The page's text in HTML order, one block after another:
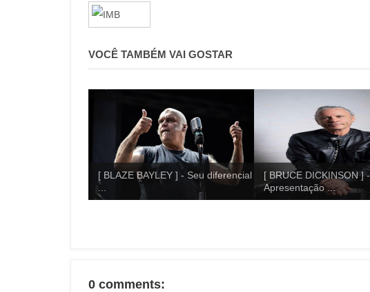
VOCÊ TAMBÉM VAI GOSTAR
[ BLAZE BAYLEY ] - Seu diferencial
...
[ BRUCE DICKINSON ] -
Apresentação ...
0 comments: